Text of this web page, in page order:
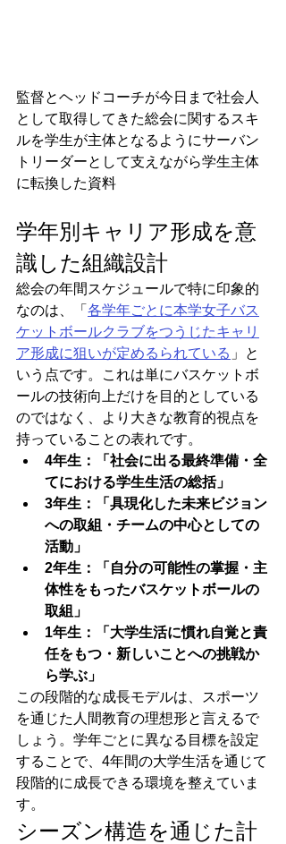
監督とヘッドコーチが今日まで社会人
として取得してきた総会に関するスキ
ルを学生が主体となるようにサーバン
トリーダーとして支えながら学生主体
に転換した資料
学年別キャリア形成を意
識した組織設計
総会の年間スケジュールで特に印象的
なのは、「 各学年ごとに本学女子バス
ケットボールクラブをつうじたキャリ
ア形成に狙いが定めるられている 」と
いう点です。これは単にバスケットボ
ールの技術向上だけを目的としている
のではなく、より大きな教育的視点を
持っていることの表れです。
4年生：「社会に出る最終準備・全
てにおける学生生活の総括」
3年生：「具現化した未来ビジョン
への取組・チームの中心としての
活動」
2年生：「自分の可能性の掌握・主
体性をもったバスケットボールの
取組」
1年生：「大学生活に慣れ自覚と責
任をもつ・新しいことへの挑戦か
ら学ぶ」
この段階的な成長モデルは、スポーツ
を通じた人間教育の理想形と言えるで
しょう。学年ごとに異なる目標を設定
することで、4年間の大学生活を通じて
段階的に成長できる環境を整えていま
す。
シーズン構造を通じた計